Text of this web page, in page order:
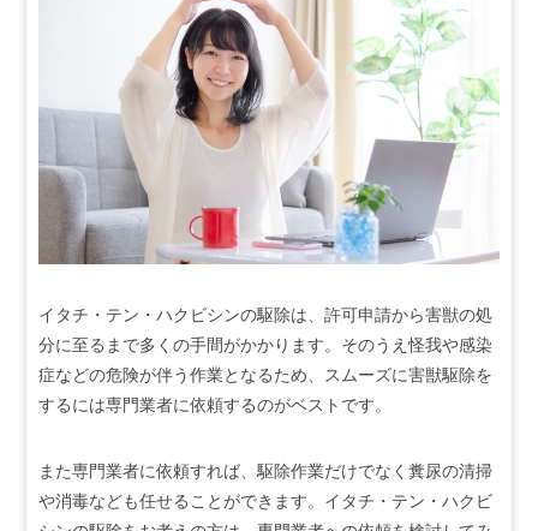
イタチ・テン・ハクビシンの駆除は、許可申請から害獣の処
分に至るまで多くの手間がかかります。そのうえ怪我や感染
症などの危険が伴う作業となるため、スムーズに害獣駆除を
するには専門業者に依頼するのがベストです。
また専門業者に依頼すれば、駆除作業だけでなく糞尿の清掃
や消毒なども任せることができます。イタチ・テン・ハクビ